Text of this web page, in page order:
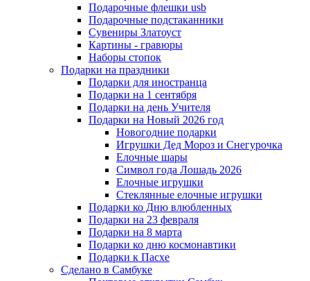
Подарочные флешки usb
Подарочные подстаканники
Сувениры Златоуст
Картины - гравюры
Наборы стопок
Подарки на праздники
Подарки для иностранца
Подарки на 1 сентября
Подарки на день Учителя
Подарки на Новый 2026 год
Новогодние подарки
Игрушки Дед Мороз и Снегурочка
Елочные шары
Символ года Лошадь 2026
Елочные игрушки
Стеклянные елочные игрушки
Подарки ко Дню влюбленных
Подарки на 23 февраля
Подарки на 8 марта
Подарки ко дню космонавтики
Подарки к Пасхе
Сделано в Самбуке